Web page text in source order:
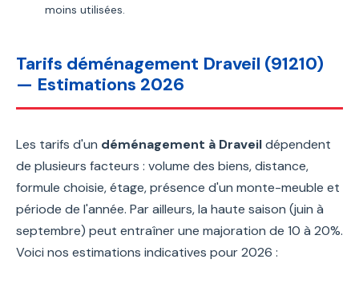
moins utilisées.
Tarifs déménagement Draveil (91210)
— Estimations 2026
Les tarifs d'un déménagement à Draveildépendent
de plusieurs facteurs : volume des biens, distance,
formule choisie, étage, présence d'un monte-meuble et
période de l'année. Par ailleurs, la haute saison (juin à
septembre) peut entraîner une majoration de 10 à 20%.
Voici nos estimations indicatives pour 2026 :